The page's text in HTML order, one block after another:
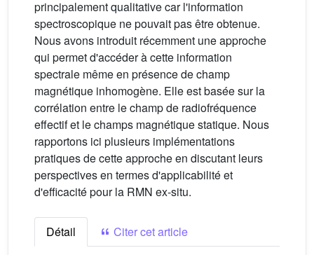
principalement qualitative car l'information
spectroscopique ne pouvait pas être obtenue.
Nous avons introduit récemment une approche
qui permet d'accéder à cette information
spectrale même en présence de champ
magnétique inhomogène. Elle est basée sur la
corrélation entre le champ de radiofréquence
effectif et le champs magnétique statique. Nous
rapportons ici plusieurs implémentations
pratiques de cette approche en discutant leurs
perspectives en termes d'applicabilité et
d'efficacité pour la RMN ex-situ.
Détail
Citer cet article